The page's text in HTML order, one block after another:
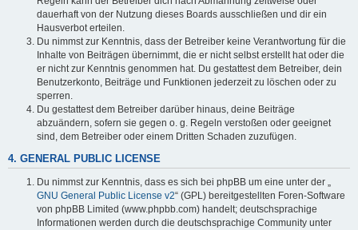
dauerhaft von der Nutzung dieses Boards ausschließen und dir ein
Hausverbot erteilen.
Du nimmst zur Kenntnis, dass der Betreiber keine Verantwortung für die
Inhalte von Beiträgen übernimmt, die er nicht selbst erstellt hat oder die
er nicht zur Kenntnis genommen hat. Du gestattest dem Betreiber, dein
Benutzerkonto, Beiträge und Funktionen jederzeit zu löschen oder zu
sperren.
Du gestattest dem Betreiber darüber hinaus, deine Beiträge
abzuändern, sofern sie gegen o. g. Regeln verstoßen oder geeignet
sind, dem Betreiber oder einem Dritten Schaden zuzufügen.
4. GENERAL PUBLIC LICENSE
Du nimmst zur Kenntnis, dass es sich bei phpBB um eine unter der „
GNU General Public License v2“ (GPL) bereitgestellten Foren-Software
von phpBB Limited (www.phpbb.com) handelt; deutschsprachige
Informationen werden durch die deutschsprachige Community unter